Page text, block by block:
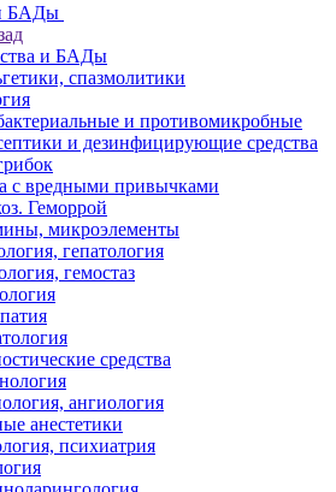
БАДы
и БАДы
спазмолитики
и противомикробные
и дезинфицирующие средства
с вредными привычками
Геморрой
микроэлементы
гепатология
гемостаз
средства
ангиология
анестетики
психиатрия